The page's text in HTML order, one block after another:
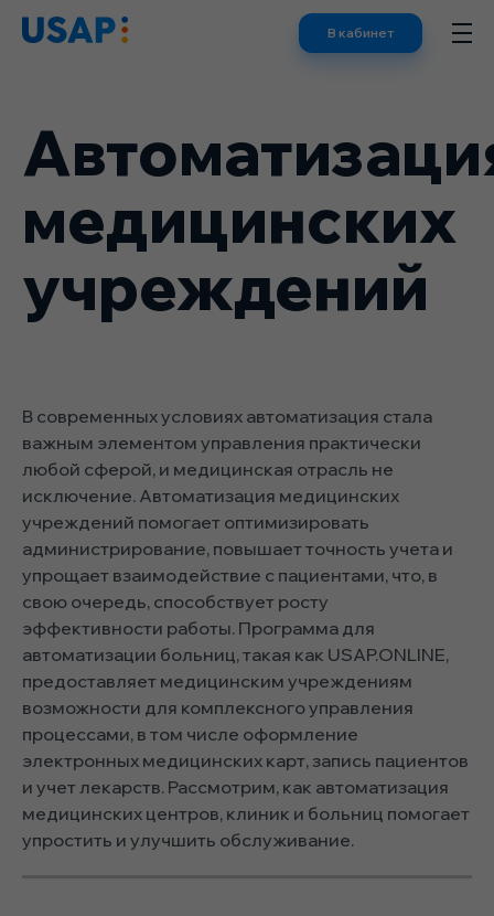
Skip
В кабинет
медицинских
учреждений
В современных условиях автоматизация стала
важным элементом управления практически
любой сферой, и медицинская отрасль не
исключение. Автоматизация медицинских
учреждений помогает оптимизировать
администрирование, повышает точность учета и
упрощает взаимодействие с пациентами, что, в
свою очередь, способствует росту
эффективности работы. Программа для
автоматизации больниц, такая как USAP.ONLINE,
предоставляет медицинским учреждениям
возможности для комплексного управления
процессами, в том числе оформление
электронных медицинских карт, запись пациентов
и учет лекарств. Рассмотрим, как автоматизация
медицинских центров, клиник и больниц помогает
упростить и улучшить обслуживание.